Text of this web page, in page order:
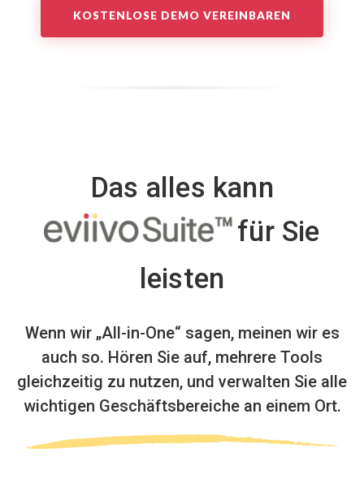
KOSTENLOSE DEMO VEREINBAREN
Das alles kann
für Sie
leisten
Wenn wir „All-in-One“ sagen, meinen wir es
auch so. Hören Sie auf, mehrere Tools
gleichzeitig zu nutzen, und verwalten Sie alle
wichtigen Geschäftsbereiche an einem Ort.